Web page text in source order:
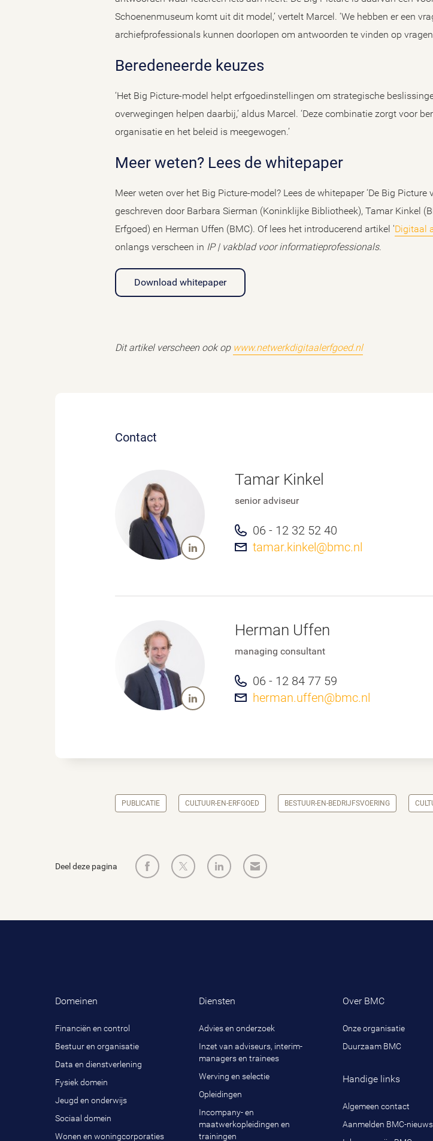
Schoenenmuseum komt uit dit model,’ vertelt Marcel. ‘We hebben er een
archiefprofessionals kunnen doorlopen om antwoorden te vinden op
Beredeneerde keuzes
‘Het Big Picture-model helpt erfgoedinstellingen om strategische
overwegingen helpen daarbij,’ aldus Marcel. ‘Deze combinatie zorgt voor
organisatie en het beleid is meegewogen.’
Meer weten? Lees de whitepaper
Meer weten over het Big Picture-model? Lees de whitepaper ‘De Big
geschreven door Barbara Sierman (Koninklijke Bibliotheek), Tamar Kinkel
Erfgoed) en Herman Uffen (BMC). Of lees het introducerend artikel 'Digitaal
onlangs verscheen in IP | vakblad voor informatieprofessionals.
Download whitepaper
Dit artikel verscheen ook op www.netwerkdigitaalerfgoed.nl
Contact
Tamar Kinkel
senior adviseur
06 - 12 32 52 40
tamar.kinkel@bmc.nl
Herman Uffen
managing consultant
06 - 12 84 77 59
herman.uffen@bmc.nl
PUBLICATIE CULTUUR-EN-ERFGOED BESTUUR-EN-BEDRIJFSVOERING
Deel deze pagina
Domeinen
Financiën en control
Bestuur en organisatie
Data en dienstverlening
Fysiek domein
Jeugd en onderwijs
Sociaal domein
Wonen en woningcorporaties
Diensten
Advies en onderzoek
Inzet van adviseurs, interim-
managers en trainees
Werving en selectie
Opleidingen
Incompany- en
maatwerkopleidingen en
trainingen
Over BMC
Onze organisatie
Duurzaam BMC
Handige links
Algemeen contact
Aanmelden BMC-